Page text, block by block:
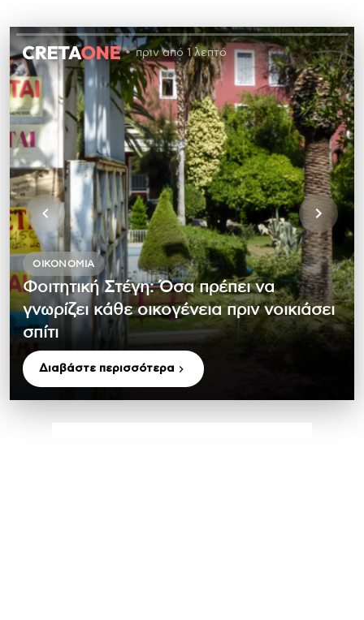
πριν από 1 λεπτό
ΟΙΚΟΝΟΜΊΑ
Φοιτητική Στέγη: Όσα πρέπει να
γνωρίζει κάθε οικογένεια πριν νοικιάσει
σπίτι
Διαβάστε περισσότερα